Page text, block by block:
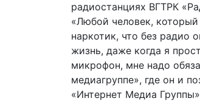
радиостанциях ВГТРК
«Любой человек,
наркотик, что без радио
жизнь, даже когда я
микрофон, мне надо
медиагруппе», где он и
«Интернет Медиа